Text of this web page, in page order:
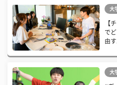
大
【
で
由す
大